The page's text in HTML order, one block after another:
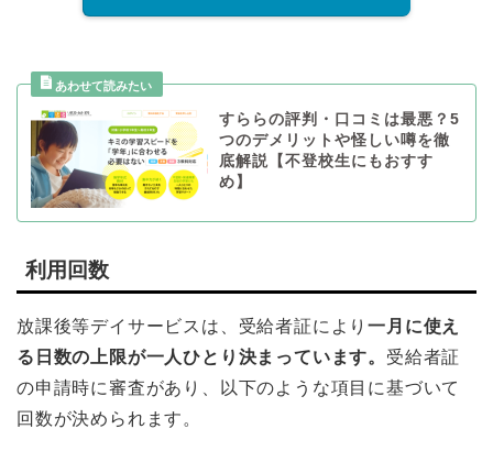
すららの評判・口コミは最悪？5
つのデメリットや怪しい噂を徹
底解説【不登校生にもおすす
め】
利用回数
放課後等デイサービスは、受給者証により一月に使え
る日数の上限が一人ひとり決まっています。 受給者証
の申請時に審査があり、以下のような項目に基づいて
回数が決められます。